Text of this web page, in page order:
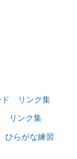
ド リンク集
リンク集
らがな練習